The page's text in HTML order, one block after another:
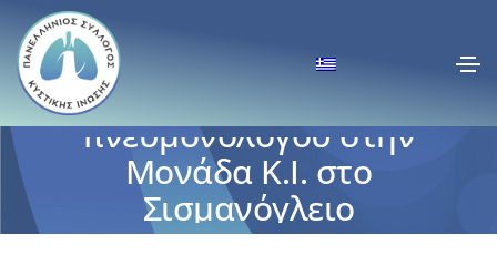
Νέα πρόσληψη
πνευμονολόγου στην
Μονάδα Κ.Ι. στο
Σισμανόγλειο